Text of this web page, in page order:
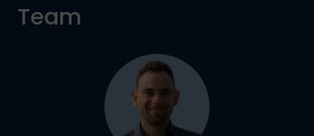
Team